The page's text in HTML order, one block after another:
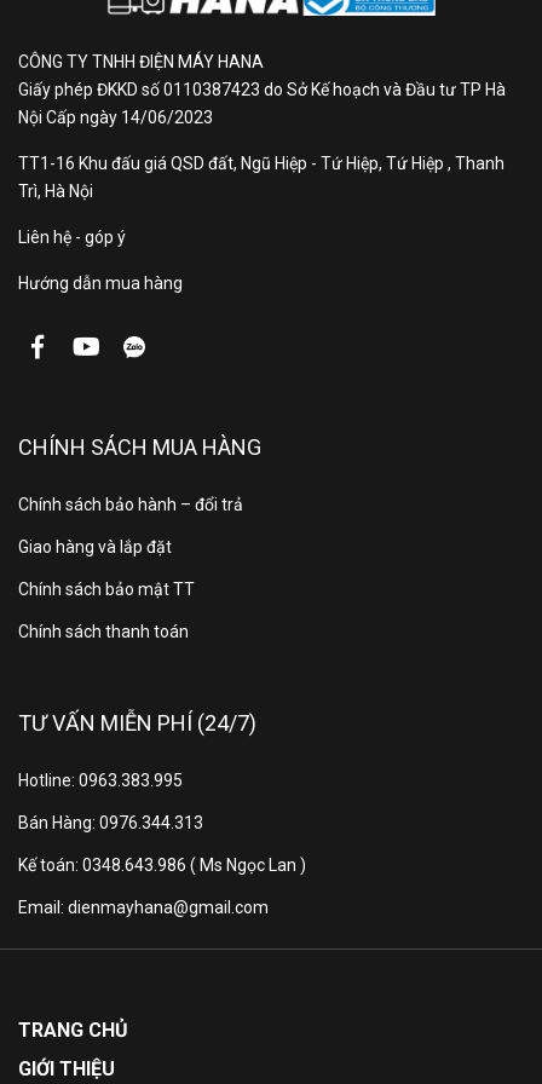
Công suất làm lạnh1 HP (8.530 BTU), phù hợp cho
không gian dưới 15m² (tương đương 30 – 45m³).
Chế độ Turbocho phép máy vận hành ở công suất
cao trong khoảng 20 – 30 phút, giúp nhiệt độ phòng
Chức năng hút ẩm hỗ trợ giảm hơi ẩm trong không
dài, giúp không gian khô ráo và thoáng hơn.
tính năng này giúp điều hòa tạo ra bầu không khí ấm
dùng.
Cơ chế thổi gió
phân bổ đồng đều hơn trong phòng, hạn chế tình
Cảm biến nhiệt độ iFeel
được tích hợp cảm biến giúp nhận biết nhiệt độ xung
CÔNG TY TNHH ĐIỆN MÁY HANA
Giấy phép ĐKKD số 0110387423 do Sở Kế hoạch và Đầu tư TP Hà
Nội Cấp ngày 14/06/2023
TT1-16 Khu đấu giá QSD đất, Ngũ Hiệp - Tứ Hiệp, Tứ Hiệp , Thanh
Trì, Hà Nội
Liên hệ - góp ý
Hướng dẫn mua hàng
CHÍNH SÁCH MUA HÀNG
Chính sách bảo hành – đổi trả
Giao hàng và lắp đặt
Chính sách bảo mật TT
Chính sách thanh toán
TƯ VẤN MIỄN PHÍ (24/7)
Hotline: 0963.383.995
Bán Hàng: 0976.344.313
Kế toán: 0348.643.986 ( Ms Ngọc Lan )
Email: dienmayhana@gmail.com
TRANG CHỦ
GIỚI THIỆU